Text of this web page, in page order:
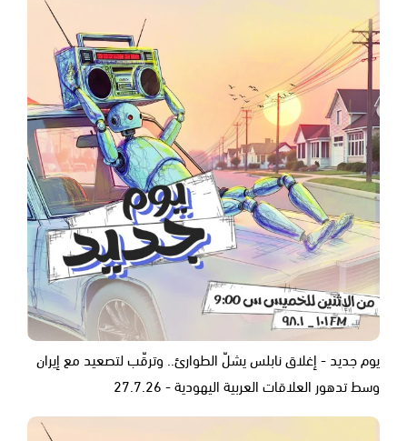
يوم جديد - إغلاق نابلس يشلّ الطوارئ.. وترقّب لتصعيد مع إيران
وسط تدهور العلاقات العربية اليهودية - 27.7.26